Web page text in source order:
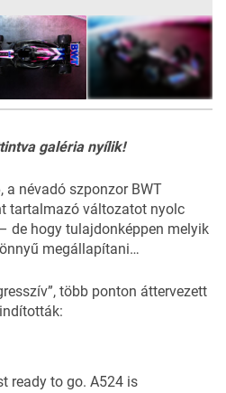
galéria nyílik!
névadó szponzor BWT
tartalmazó változatot nyolc
de hogy tulajdonképpen melyik
megállapítani…
több ponton áttervezett
ready to go. A524 is